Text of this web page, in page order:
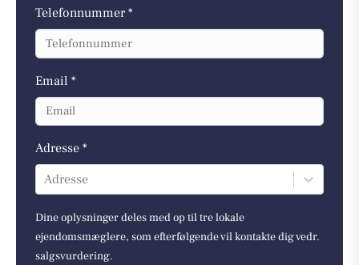
Telefonnummer *
Email *
Adresse *
Adresse
Dine oplysninger deles med op til tre lokale
ejendomsmæglere, som efterfølgende vil kontakte dig vedr.
salgsvurdering.